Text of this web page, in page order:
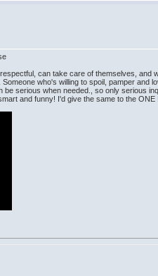
can take care of themselves,
who's willing to spoil, pamper and
serious when needed., so only serious
and funny! I'd give the same to the